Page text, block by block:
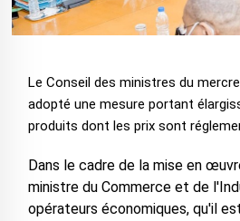
Le Conseil des ministres du
adopté une mesure portant
produits dont les prix sont
Dans le cadre de la mise en
ministre du Commerce et de
opérateurs économiques, qu'il